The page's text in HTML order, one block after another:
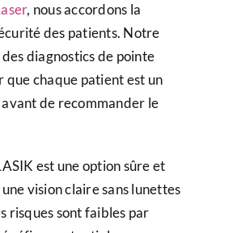
, nous accordons la
des patients. Notre
diagnostics de pointe
que chaque patient est un
de recommander le
est une option sûre et
vision claire sans lunettes
risques sont faibles par